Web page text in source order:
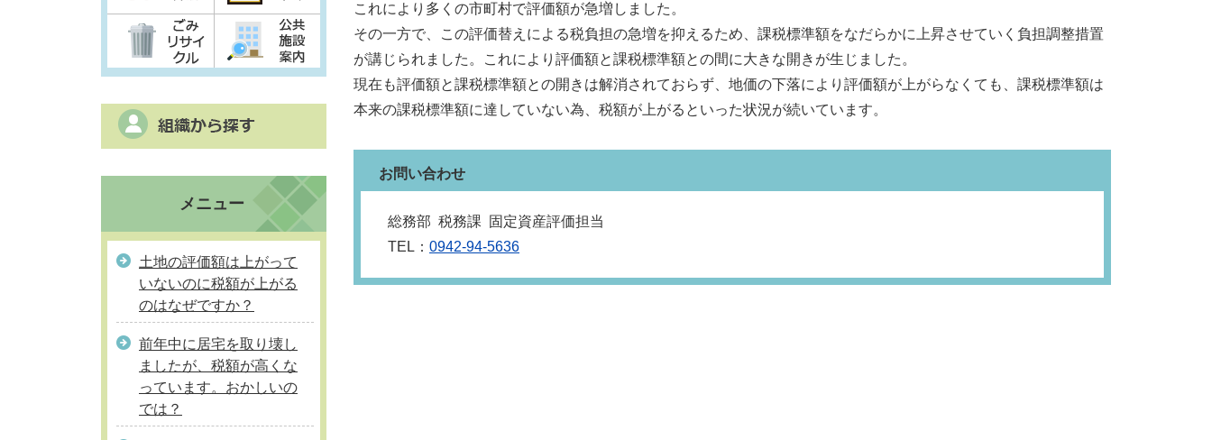
メニュー
土地の評価額は上がって
いないのに税額が上がる
のはなぜですか？
前年中に居宅を取り壊し
ましたが、税額が高くな
っています。おかしいの
では？
これにより多くの市町村で評価額が急増しました。
その一方で、この評価替えによる税負担の急増を抑えるため、課税標準額をなだらかに上昇させていく負担調整措置
が講じられました。これにより評価額と課税標準額との間に大きな開きが生じました。
現在も評価額と課税標準額との開きは解消されておらず、地価の下落により評価額が上がらなくても、課税標準額は
本来の課税標準額に達していない為、税額が上がるといった状況が続いています。
お問い合わせ
総務部 税務課 固定資産評価担当
TEL： 0942-94-5636